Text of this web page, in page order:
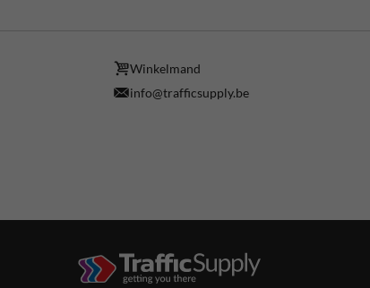
Winkelmand
info@trafficsupply.be